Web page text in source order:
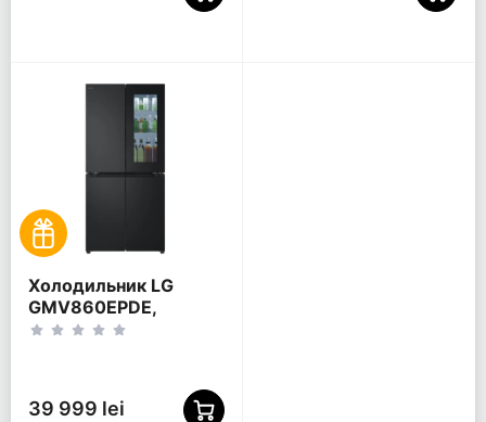
Холодильник LG
GMV860EPDE,
InstaView Door-in-
39 999 lei